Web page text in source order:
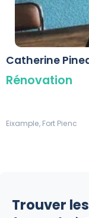
Catherine
Rénovation
Eixample, Fort Pienc
Trouver